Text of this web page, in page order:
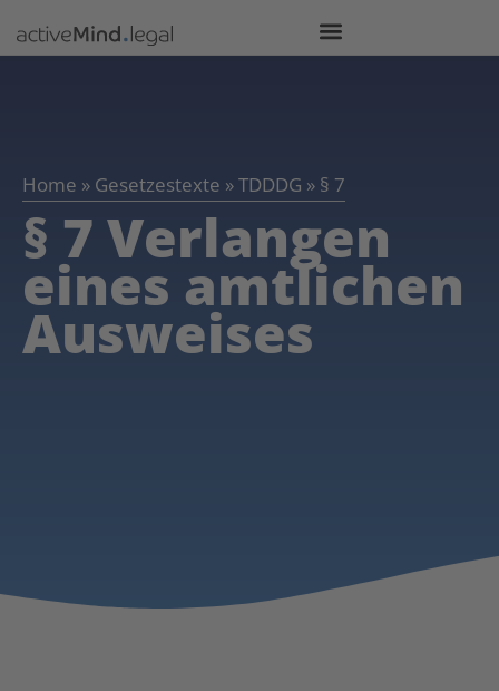
Home » Gesetzestexte »TDDDG » § 7
§ 7 Verlangen
eines amtlichen
Ausweises